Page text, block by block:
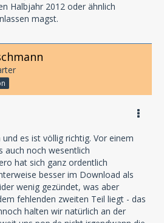
Halbjahr 2012 oder ähnlich
magst.
es ist völlig richtig. Vor einem
auch noch wesentlich
hat sich ganz ordentlich
besser im Download als
wenig gezündet, was aber
fehlenden zweiten Teil liegt - das
halten wir natürlich an der